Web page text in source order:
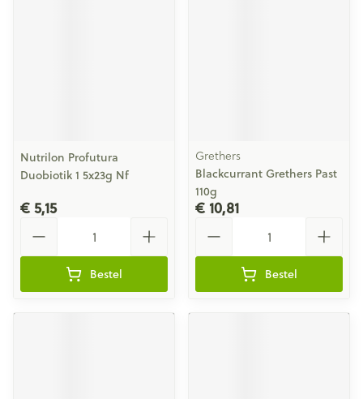
Nutrilon Profutura
Duobiotik 1 5x23g Nf
€ 5,15
Bestel
Grethers
Blackcurrant Grethers Past
110g
€ 10,81
Bestel